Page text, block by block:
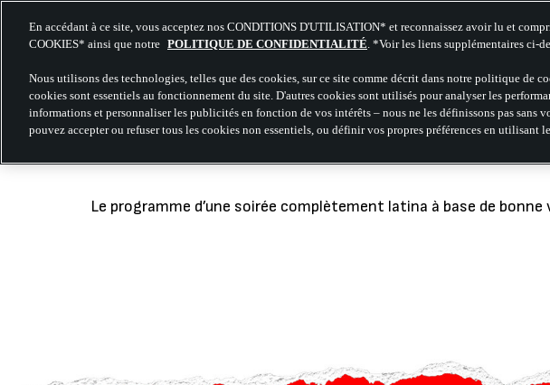
LA TRIBU DE LA
Le programme d’une soirée complètement latina à base de
En accédant à ce site, vous acceptez nos CONDITIONS D'UTILISATION* et reconnaissez avoir lu et
COOKIES* ainsi que notre POLITIQUE DE CONFIDENTIALITÉ. *Voir les liens supplémentaires ci-
Nous utilisons des technologies, telles que des cookies, sur ce site comme décrit dans notre politique de
cookies sont essentiels au fonctionnement du site. D'autres cookies sont utilisés pour analyser les
informations et personnaliser les publicités en fonction de vos intérêts – nous ne les définissons pas sans
pouvez accepter ou refuser tous les cookies non essentiels, ou définir vos propres préférences en utilisant